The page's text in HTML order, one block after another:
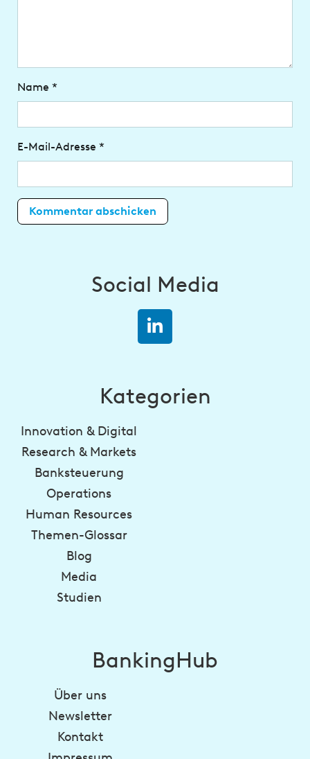
Name *
E-Mail-Adresse *
Social Media
Kategorien
Innovation & Digital
Research & Markets
Banksteuerung
Operations
Human Resources
Themen-Glossar
Blog
Media
Studien
BankingHub
Über uns
Newsletter
Kontakt